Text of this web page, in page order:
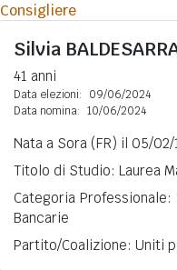
Consigliere
Silvia
41 anni
Data elezioni:
09/06/2024
Data nomina: 10/06/2024
Nata a Sora (FR) il 05/02/
Titolo di Studio: Laurea
Categoria
Bancarie
Partito/Coalizione: Uniti